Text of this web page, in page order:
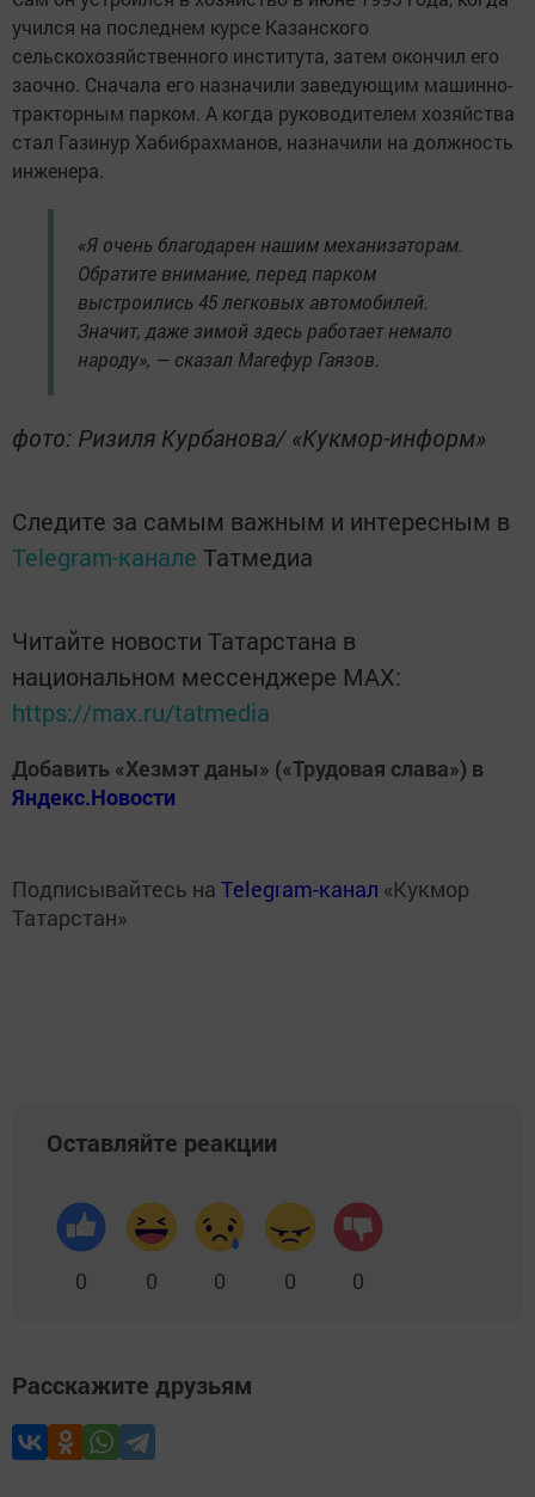
учился на последнем курсе Казанского
сельскохозяйственного института, затем окончил его
заочно. Сначала его назначили заведующим машинно-
тракторным парком. А когда руководителем хозяйства
стал Газинур Хабибрахманов, назначили на должность
инженера.
«Я очень благодарен нашим механизаторам.
Обратите внимание, перед парком
выстроились 45 легковых автомобилей.
Значит, даже зимой здесь работает немало
народу», — сказал Магефур Гаязов.
фото: Ризиля Курбанова/ «Кукмор-информ»
Следите за самым важным и интересным в
Telegram-канале Татмедиа
Читайте новости Татарстана в
национальном мессенджере MАХ:
https://max.ru/tatmedia
Добавить «Хезмэт даны» («Трудовая слава») в
Яндекс.Новости
Подписывайтесь на Telegram-канал «Кукмор
Татарстан»
Оставляйте реакции
0 0 0 0 0
Расскажите друзьям